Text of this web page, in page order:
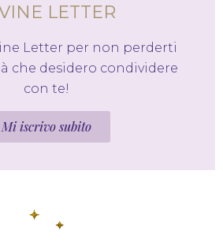
LETTER
Letter per non perderti
che desidero condividere
con te!
Mi iscrivo subito